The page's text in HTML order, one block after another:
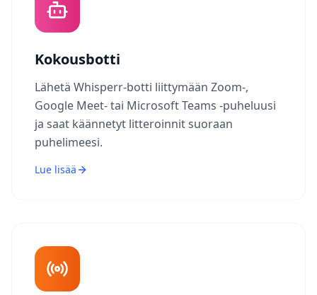
Kokousbotti
Lähetä Whisperr-botti liittymään Zoom-,
Google Meet- tai Microsoft Teams -puheluusi
ja saat käännetyt litteroinnit suoraan
puhelimeesi.
Lue lisää